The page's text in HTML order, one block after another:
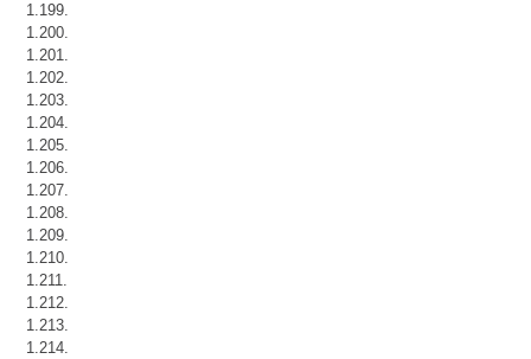
1.199.
1.200.
1.201.
1.202.
1.203.
1.204.
1.205.
1.206.
1.207.
1.208.
1.209.
1.210.
1.211.
1.212.
1.213.
1.214.